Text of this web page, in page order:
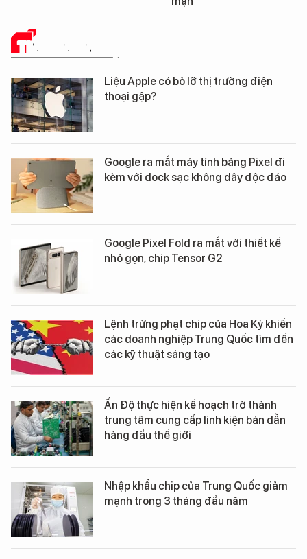
TIN CÔNG NGHỆ
Liệu Apple có bỏ lỡ thị trường điện
thoại gập?
Google ra mắt máy tính bảng Pixel đi
kèm với dock sạc không dây độc đáo
Google Pixel Fold ra mắt với thiết kế
nhỏ gọn, chip Tensor G2
Lệnh trừng phạt chip của Hoa Kỳ khiến
các doanh nghiệp Trung Quốc tìm đến
các kỹ thuật sáng tạo
Ấn Độ thực hiện kế hoạch trở thành
trung tâm cung cấp linh kiện bán dẫn
hàng đầu thế giới
Nhập khẩu chip của Trung Quốc giảm
mạnh trong 3 tháng đầu năm